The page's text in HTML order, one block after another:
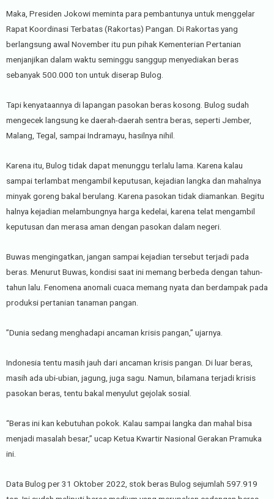
Maka, Presiden Jokowi meminta para pembantunya untuk menggelar
Rapat Koordinasi Terbatas (Rakortas) Pangan. Di Rakortas yang
berlangsung awal November itu pun pihak Kementerian Pertanian
menjanjikan dalam waktu seminggu sanggup menyediakan beras
sebanyak 500.000 ton untuk diserap Bulog.
Tapi kenyataannya di lapangan pasokan beras kosong. Bulog sudah
mengecek langsung ke daerah-daerah sentra beras, seperti Jember,
Malang, Tegal, sampai Indramayu, hasilnya nihil.
Karena itu, Bulog tidak dapat menunggu terlalu lama. Karena kalau
sampai terlambat mengambil keputusan, kejadian langka dan mahalnya
minyak goreng bakal berulang. Karena pasokan tidak diamankan. Begitu
halnya kejadian melambungnya harga kedelai, karena telat mengambil
keputusan dan merasa aman dengan pasokan dalam negeri.
Buwas mengingatkan, jangan sampai kejadian tersebut terjadi pada
beras. Menurut Buwas, kondisi saat ini memang berbeda dengan tahun-
tahun lalu. Fenomena anomali cuaca memang nyata dan berdampak pada
produksi pertanian tanaman pangan.
”Dunia sedang menghadapi ancaman krisis pangan,” ujarnya.
Indonesia tentu masih jauh dari ancaman krisis pangan. Di luar beras,
masih ada ubi-ubian, jagung, juga sagu. Namun, bilamana terjadi krisis
pasokan beras, tentu bakal menyulut gejolak sosial.
“Beras ini kan kebutuhan pokok. Kalau sampai langka dan mahal bisa
menjadi masalah besar,” ucap Ketua Kwartir Nasional Gerakan Pramuka
ini.
Data Bulog per 31 Oktober 2022, stok beras Bulog sejumlah 597.919